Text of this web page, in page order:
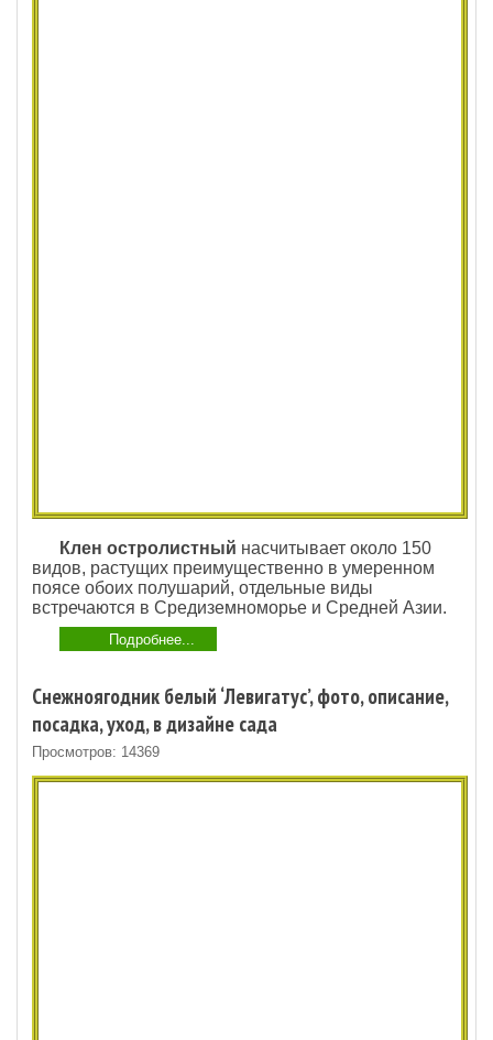
Клен остролистный насчитывает около 150
видов, растущих преимущественно в умеренном
поясе обоих полушарий, отдельные виды
встречаются в Средиземноморье и Средней Азии.
Подробнее...
Снежноягодник белый ‘Левигатус’, фото, описание,
посадка, уход, в дизайне сада
Просмотров: 14369